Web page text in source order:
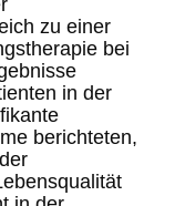
zu einer
bei
in der
berichteten,